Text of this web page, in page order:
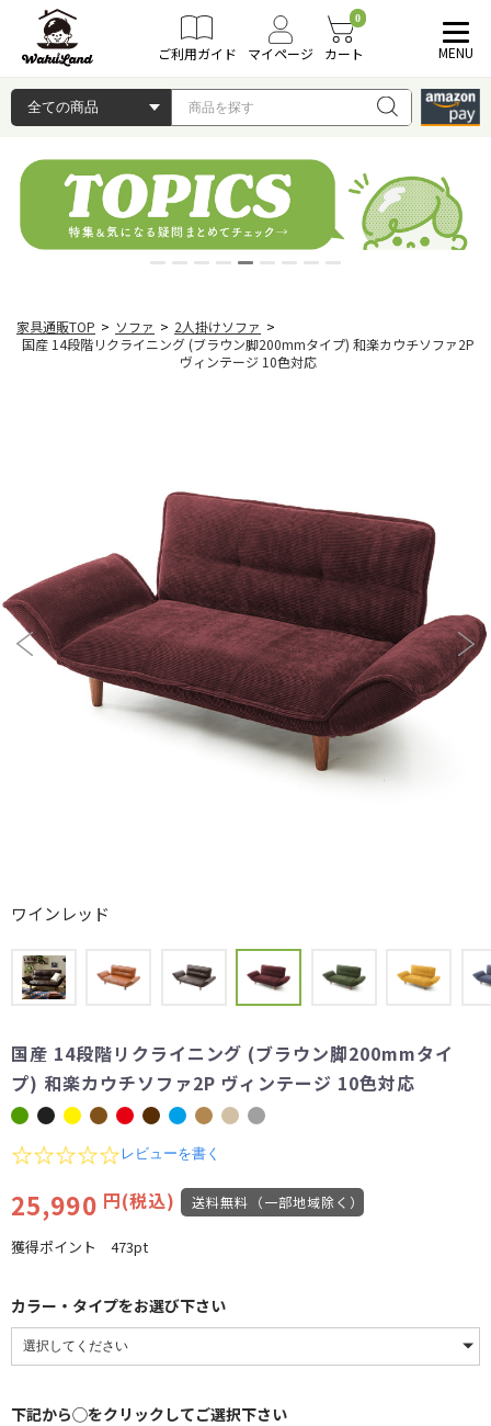
ご利用ガイド マイページ
0
カート MENU
家具通販TOP > ソファ > 2人掛けソファ >
国産 14段階リクライニング (ブラウン脚200mmタイプ) 和楽カウチソファ2P
ヴィンテージ 10色対応
モスグリーン
国産 14段階リクライニング (ブラウン脚200mmタイ
プ) 和楽カウチソファ2P ヴィンテージ 10色対応
0.0
rating
レビューを書く
25,990 円(税込) 送料無料（一部地域除く）
獲得ポイント 473pt
カラー・タイプをお選び下さい
下記から◯をクリックしてご選択下さい